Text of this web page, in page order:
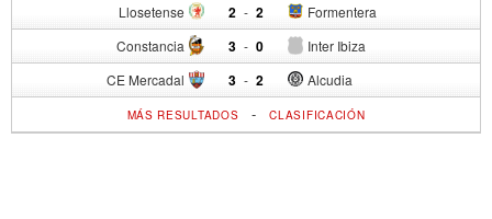
Llosetense 2 - Formentera
2
Constancia 3 - Inter Ibiza
0
CE Mercadal 3 - Alcudia
2
MÁS RESULTADOS -CLASIFICACIÓN